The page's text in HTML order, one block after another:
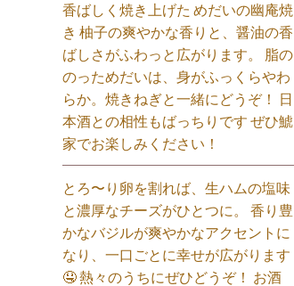
香ばしく焼き上げた めだいの幽庵焼
き 柚子の爽やかな香りと、醤油の香
ばしさがふわっと広がります。 脂の
のっためだいは、身がふっくらやわ
らか。焼きねぎと一緒にどうぞ！ 日
本酒との相性もばっちりです ぜひ鯱
家でお楽しみください！⁡
とろ〜り卵を割れば、生ハムの塩味
と濃厚なチーズがひとつに。 香り豊
かなバジルが爽やかなアクセントに
なり、一口ごとに幸せが広がります
🤤 熱々のうちにぜひどうぞ！ お酒